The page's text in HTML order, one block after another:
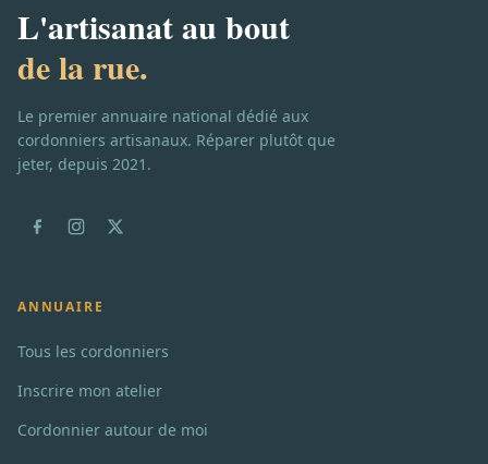
L'artisanat au bout
de la rue.
Le premier annuaire national dédié aux
cordonniers artisanaux. Réparer plutôt que
jeter, depuis 2021.
ANNUAIRE
Tous les cordonniers
Inscrire mon atelier
Cordonnier autour de moi